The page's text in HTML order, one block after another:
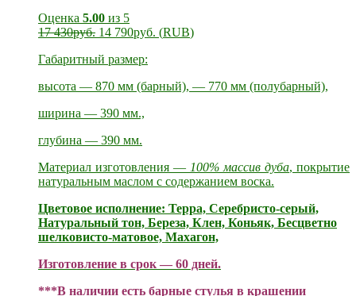
Оценка 5.00 из 5
17 430руб. 14 790руб. (RUB)
Габаритный размер:
высота — 870 мм (барный), — 770 мм (полубарный),
ширина — 390 мм.,
глубина — 390 мм.
Материал изготовления — 100% массив дуба, покрытие
натуральным маслом с содержанием воска.
Цветовое исполнение: Терра, Серебристо-серый,
Натуральный тон, Береза, Клен, Коньяк, Бесцветно
шелковисто-матовое, Махагон,
Изготовление в срок — 60 дней.
***В наличии есть барные стулья в крашении